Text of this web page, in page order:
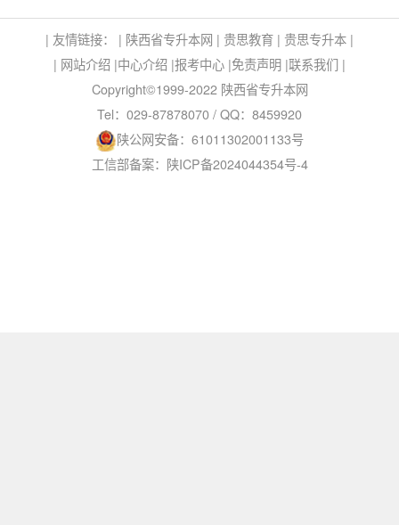
| 友情链接： | 陕西省专升本网 | 贵思教育 | 贵思专升本 |
| 网站介绍 |中心介绍 |报考中心 |免责声明 |联系我们 |
Copyright©1999-2022 陕西省专升本网
Tel：029-87878070 / QQ：8459920
陕公网安备：61011302001133号
工信部备案：陕ICP备2024044354号-4